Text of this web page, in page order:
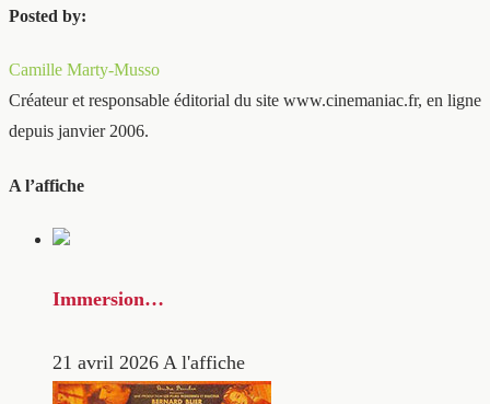
Posted by:
Camille Marty-Musso
Créateur et responsable éditorial du site www.cinemaniac.fr, en ligne
depuis janvier 2006.
A l’affiche
Immersion…
21 avril 2026 A l'affiche